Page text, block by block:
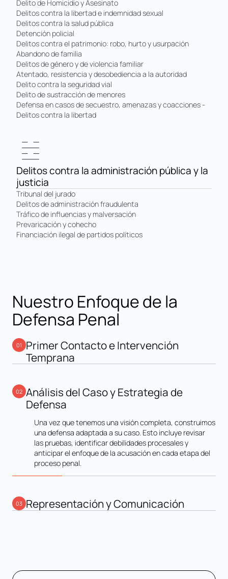
Delito de Homicidio y Asesinato
Delitos contra la libertad e indemnidad sexual
Delitos contra la salud pública
Detención policial
Delitos contra el patrimonio: robo, hurto y usurpación
Abandono de familia
Delitos de género y de violencia familiar
Atentado, resistencia y desobediencia a la autoridad
Delito contra la seguridad vial
Delito de sustracción de menores
Defensa en casos de secuestro, amenazas y coacciones -
Delitos contra la libertad
Delitos contra la administración pública y la
justicia
Tribunal del jurado
Delitos de administración fraudulenta
Tráfico de influencias y malversación
Prevaricación y cohecho
Financiación ilegal de partidos políticos
Nuestro Enfoque de la
Defensa Penal
01 Primer Contacto e Intervención
Temprana
sido arrestado o detenido, acudimos inmediatamente a
la comisaría, le asesoramos en privado antes de que se
realice cualquier declaración y definimos la estrategia
determinar el resultado de todo el caso.
02 Análisis del Caso y Estrategia de
Defensa
Una vez que tenemos una visión completa, construimos
una defensa adaptada a su caso. Esto incluye revisar
las pruebas, identificar debilidades procesales y
anticipar el enfoque de la acusación en cada etapa del
proceso penal.
03 Representación y Comunicación
paso.